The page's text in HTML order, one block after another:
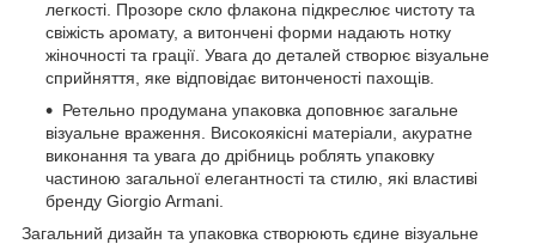
легкості. Прозоре скло флакона підкреслює чистоту та
свіжість аромату, а витончені форми надають нотку
жіночності та грації. Увага до деталей створює візуальне
сприйняття, яке відповідає витонченості пахощів.
Ретельно продумана упаковка доповнює загальне
візуальне враження. Високоякісні матеріали, акуратне
виконання та увага до дрібниць роблять упаковку
частиною загальної елегантності та стилю, які властиві
бренду Giorgio Armani.
Загальний дизайн та упаковка створюють єдине візуальне